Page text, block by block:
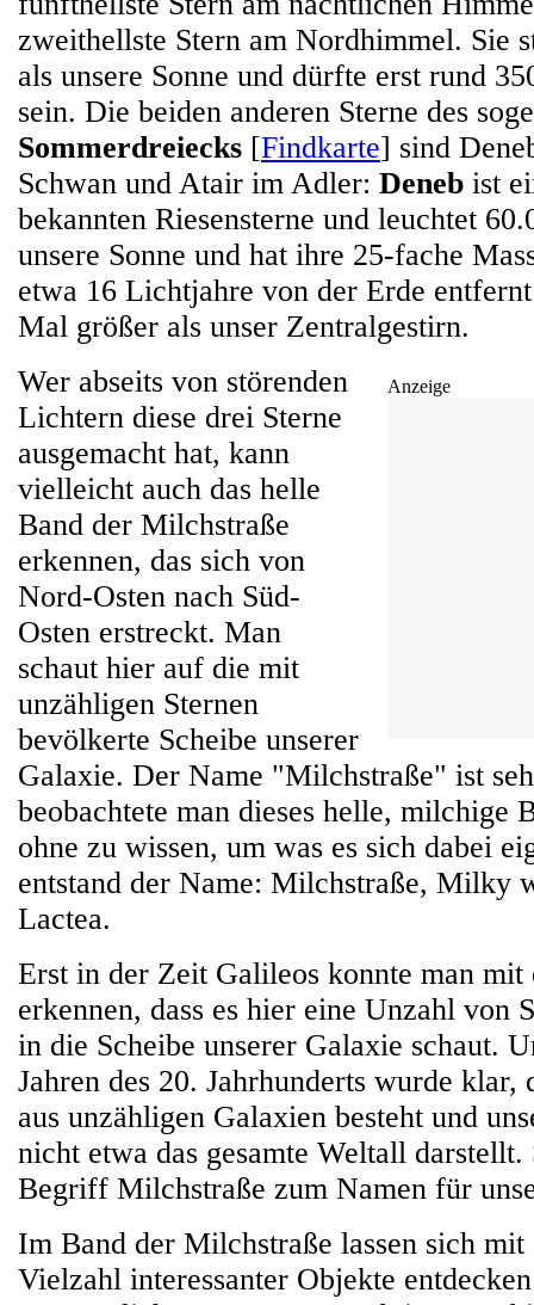
zweithellste Stern am Nordhimmel. Sie
als unsere Sonne und dürfte erst rund
sein. Die beiden anderen Sterne des
Sommerdreiecks [Findkarte] sind
Schwan und Atair im Adler: Deneb ist
bekannten Riesensterne und leuchtet
unsere Sonne und hat ihre 25-fache
etwa 16 Lichtjahre von der Erde
Mal größer als unser Zentralgestirn.
Anzeige
Wer abseits von störenden
Lichtern diese drei Sterne
ausgemacht hat, kann
vielleicht auch das helle
Band der Milchstraße
erkennen, das sich von
Nord-Osten nach Süd-
Osten erstreckt. Man
schaut hier auf die mit
unzähligen Sternen
bevölkerte Scheibe unserer
Galaxie. Der Name "Milchstraße" ist
beobachtete man dieses helle, milchige
ohne zu wissen, um was es sich dabei
entstand der Name: Milchstraße, Milky
Lactea.
Erst in der Zeit Galileos konnte man mit
erkennen, dass es hier eine Unzahl von
in die Scheibe unserer Galaxie schaut.
Jahren des 20. Jahrhunderts wurde klar,
aus unzähligen Galaxien besteht und
nicht etwa das gesamte Weltall darstellt.
Begriff Milchstraße zum Namen für
Im Band der Milchstraße lassen sich mit
Vielzahl interessanter Objekte